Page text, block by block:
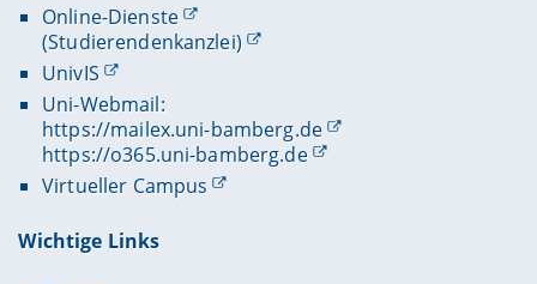
Online-Dienste
(Studierendenkanzlei)
UnivIS
Uni-Webmail:
https://mailex.uni-bamberg.de
https://o365.uni-bamberg.de
Virtueller Campus
Wichtige Links